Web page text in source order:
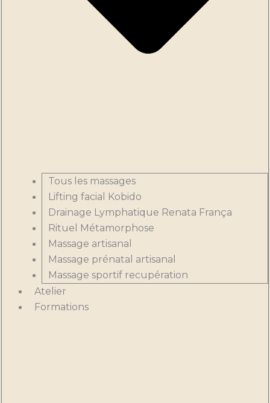
Tous les massages
Lifting facial Kobido
Drainage Lymphatique Renata França
Rituel Métamorphose
Massage artisanal
Massage prénatal artisanal
Massage sportif recupération
Atelier
Formations